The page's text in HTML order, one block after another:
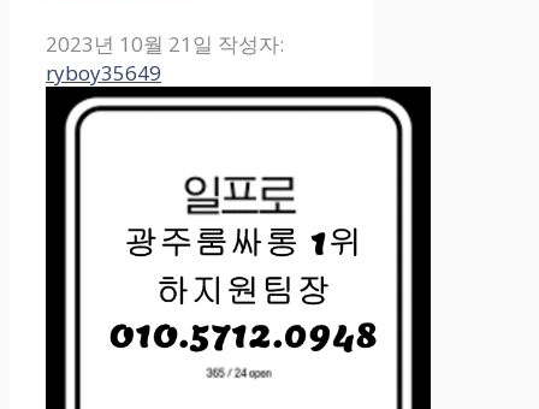
2023년 10월 21일 작성자:
ryboy35649